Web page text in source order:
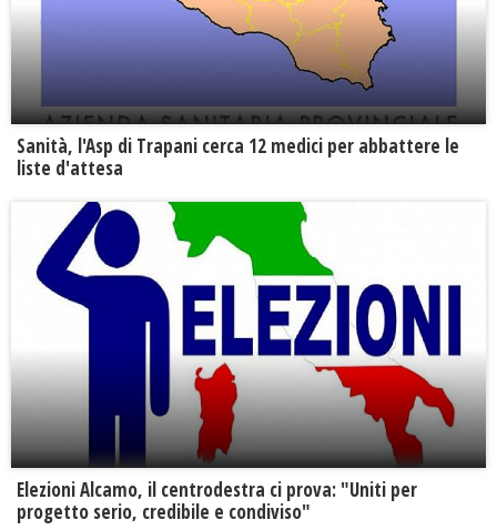
Sanità, l'Asp di Trapani cerca 12 medici per abbattere le
liste d'attesa
Elezioni Alcamo, il centrodestra ci prova: "Uniti per
progetto serio, credibile e condiviso"